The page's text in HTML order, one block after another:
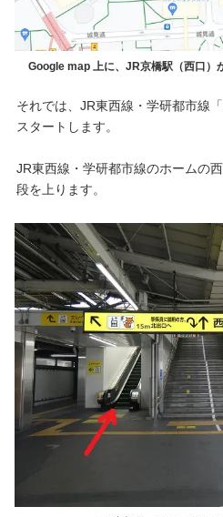
Google map 上に、JR京橋駅（西口）
それでは、JR東西線・学研都市線
スタートします。
JR東西線・学研都市線のホームの
段を上ります。